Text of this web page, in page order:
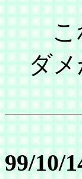
こ
ダ
99/10/